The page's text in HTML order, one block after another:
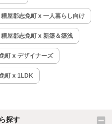
糟屋郡志免町 x 一人暮らし向け
糟屋郡志免町 x 新築＆築浅
町 x デザイナーズ
町 x 1LDK
探す